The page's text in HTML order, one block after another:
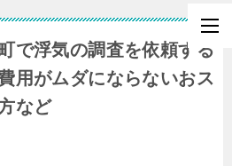
で浮気の調査を依頼する
用がムダにならないおス
など